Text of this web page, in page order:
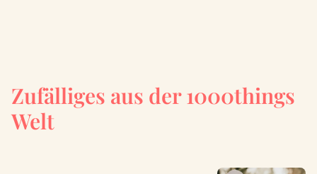
Zufälliges aus der 1000things
Welt